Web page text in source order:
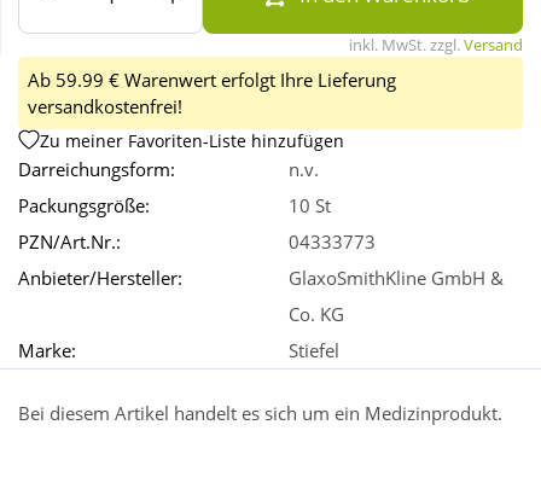
Wellness inkl. MwSt. zzgl.Versand
Ab 59.99 € Warenwert erfolgt Ihre Lieferung
versandkostenfrei!
Zu meiner Favoriten-Liste hinzufügen
Darreichungsform:
n.v.
Packungsgröße:
10 St
PZN/Art.Nr.:
04333773
Anbieter/Hersteller:
GlaxoSmithKline GmbH &
Co. KG
Marke:
Stiefel
Bei diesem Artikel handelt es sich um ein Medizinprodukt.